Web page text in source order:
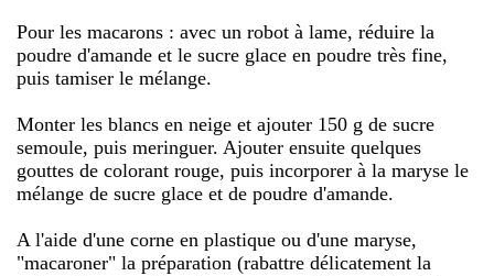
Pour les macarons : avec un robot à lame, réduire la
poudre d'amande et le sucre glace en poudre très fine,
puis tamiser le mélange.
Monter les blancs en neige et ajouter 150 g de sucre
semoule, puis meringuer. Ajouter ensuite quelques
gouttes de colorant rouge, puis incorporer à la maryse le
mélange de sucre glace et de poudre d'amande.
A l'aide d'une corne en plastique ou d'une maryse,
"macaroner" la préparation (rabattre délicatement la